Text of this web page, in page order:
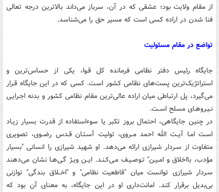
از مقام ولایت بود؛ عشقی که در آن، سرباز می‌داند بالاترین درجه تعالی
فنا شدن در اراده کسی است که مسیر حق را می‌شناسد.
تواضع در مقام مسئولیت
جایگاه رئیس دفتر نظامی فرمانده کل قـوا، یکی از حساس‌ترین و
استراتژیک‌ترین پست‌های نظامی کشور اسـت. کسی که در این جایگاه قـرار
می‌گیرد، پل ارتباطی میان اراده عالی‌ترین مقام نظامی کشور و بدنه اجـرایـی
نـیـروهـای مسلح اســت.
در چنین جایگاهی، احتمال بروز تکبر یا سوءاستفاده از قدرت بسیار زیـاد
اسـت امـا آیــت الله احمد مــروی، تولیت آسـتـان قـدس رضــوی، تصویری
متفاوت از سـردار شیرازی ارائه می‌دهد. او شهید شیرازی را انسانی "بسیار
مؤدب، بااخلاق و امـیـن" تـوصـیـف مـی‌کـنـد. ایــن ویـژ گـی‌هـا نشان می‌دهند
سـردار شیرازی توانست میان "قاطعیت نظامی" و "اخــلاق بندگی" توازنی
بی‌بدیل برقرار کند. امانت‌داری او در این جایگاه، به معنای آن بود که